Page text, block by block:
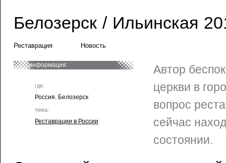
Белозерск / Ильинская
Реставрация Новость
информация:
где:
Россия. Белозерск
тема:
Реставрации в России
Автор
церкви в
вопрос
сейчас
состоянии.